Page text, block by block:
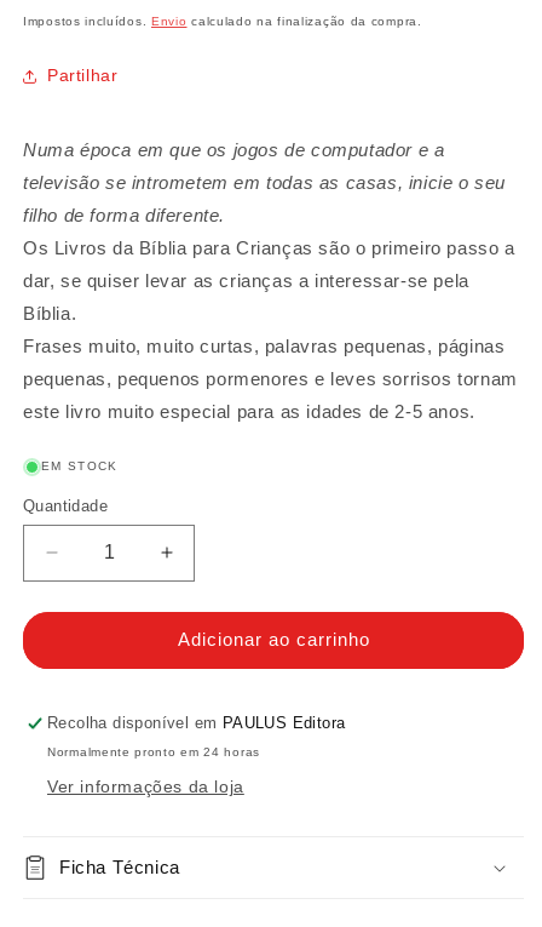
normal
Impostos incluídos. Envio calculado na finalização da compra.
Partilhar
Numa época em que os jogos de computador e a
televisão se intrometem em todas as casas, inicie o seu
filho de forma diferente.
Os Livros da Bíblia para Crianças são o primeiro passo a
dar, se quiser levar as crianças a interessar-se pela
Bíblia.
Frases muito, muito curtas, palavras pequenas, páginas
pequenas, pequenos pormenores e leves sorrisos tornam
este livro muito especial para as idades de 2-5 anos.
EM STOCK
Quantidade
Quantidade
Diminuir
a
quantidade
Deus
o
Aumentar
a
quantidade
de
Deus
o
Adicionar ao carrinho
Recolha disponível em PAULUS Editora
Normalmente pronto em 24 horas
Ver informações da loja
Ficha Técnica